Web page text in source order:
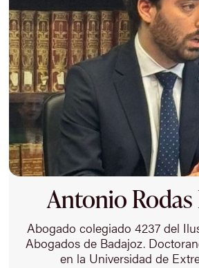
Antonio
Abogado colegiado 4237 del
Abogados de Badajoz.
en la Universidad de